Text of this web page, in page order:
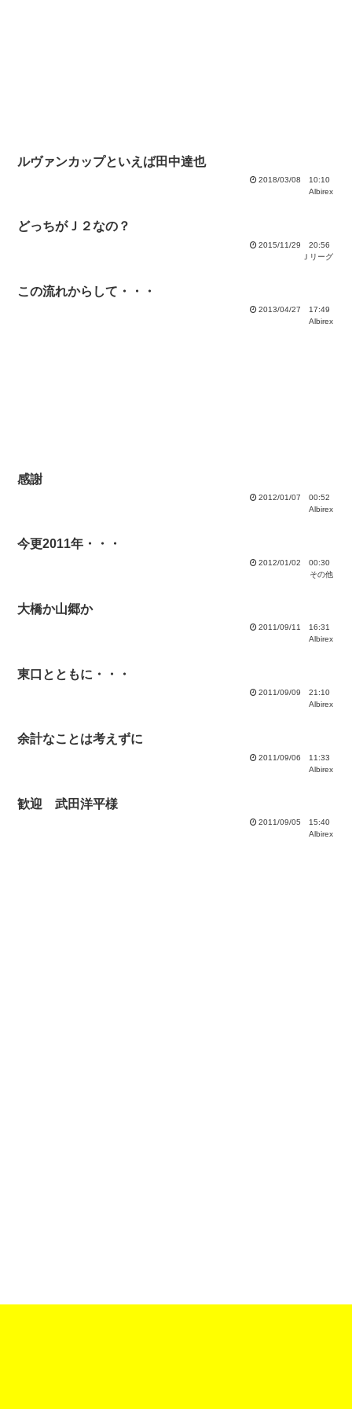
ルヴァンカップといえば田中達也
2018/03/08 10:10
Albirex
どっちがＪ２なの？
2015/11/29 20:56
Ｊリーグ
この流れからして・・・
2013/04/27 17:49
Albirex
感謝
2012/01/07 00:52
Albirex
今更2011年・・・
2012/01/02 00:30
その他
大橋か山郷か
2011/09/11 16:31
Albirex
東口とともに・・・
2011/09/09 21:10
Albirex
余計なことは考えずに
2011/09/06 11:33
Albirex
歓迎 武田洋平様
2011/09/05 15:40
Albirex